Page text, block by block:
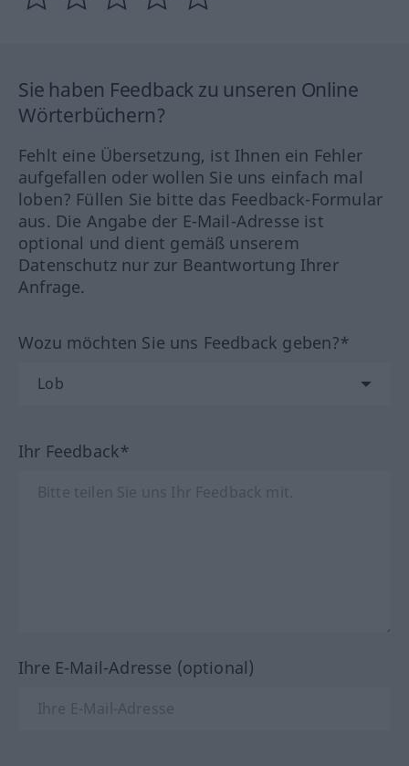
Sie haben Feedback zu unseren Online
Wörterbüchern?
Fehlt eine Übersetzung, ist Ihnen ein Fehler
aufgefallen oder wollen Sie uns einfach mal
loben? Füllen Sie bitte das Feedback-Formular
aus. Die Angabe der E-Mail-Adresse ist
optional und dient gemäß unserem
Datenschutz nur zur Beantwortung Ihrer
Anfrage.
Wozu möchten Sie uns Feedback geben?*
Ihr Feedback*
Ihre E-Mail-Adresse (optional)